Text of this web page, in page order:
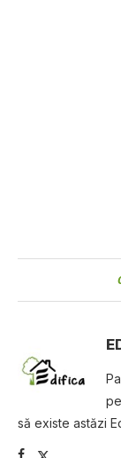
să existe astăzi